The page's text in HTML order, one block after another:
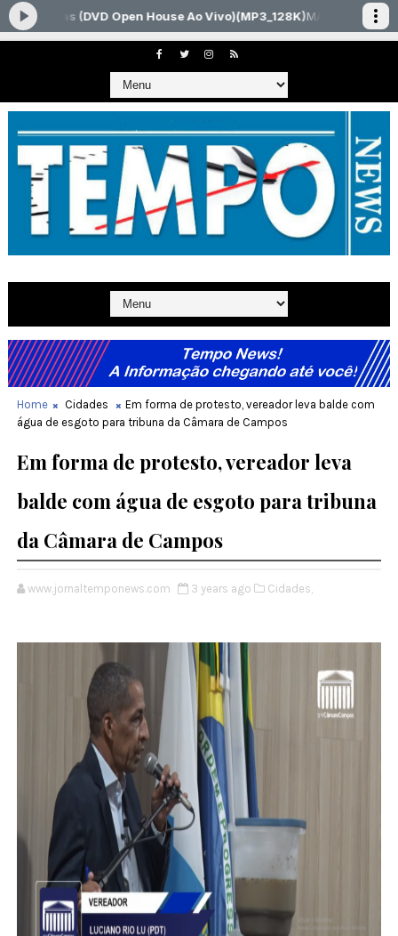
Home Cidades
Em forma de protesto, vereador leva balde com
água de esgoto para tribuna da Câmara de Campos
Em forma de protesto, vereador leva
balde com água de esgoto para tribuna
da Câmara de Campos
www.jornaltemponews.com 3 years ago Cidades,